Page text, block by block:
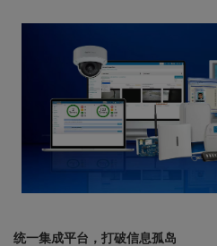
统一集成平台，打破信息孤岛